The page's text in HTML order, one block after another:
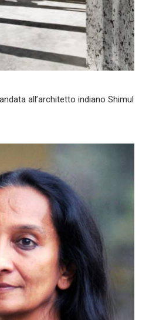
all’architetto indiano Shimul